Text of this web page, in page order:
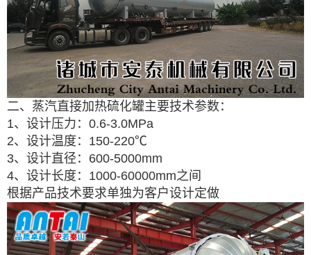
二、蒸汽直接加热硫化罐主要技术参数：
1、设计压力：0.6-3.0MPa
2、设计温度：150-220℃
3、设计直径：600-5000mm
4、设计长度：1000-60000mm之间
根据产品技术要求单独为客户设计定做